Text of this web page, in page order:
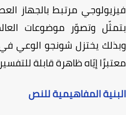
مرتبط بالجهاز
وتصوّر موضوعات
يختزل شونجو الوعي في
إيّاه ظاهرة قابلة
المفاهيمية للنص